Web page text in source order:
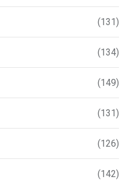
(131)
(134)
(149)
(131)
(126)
(142)